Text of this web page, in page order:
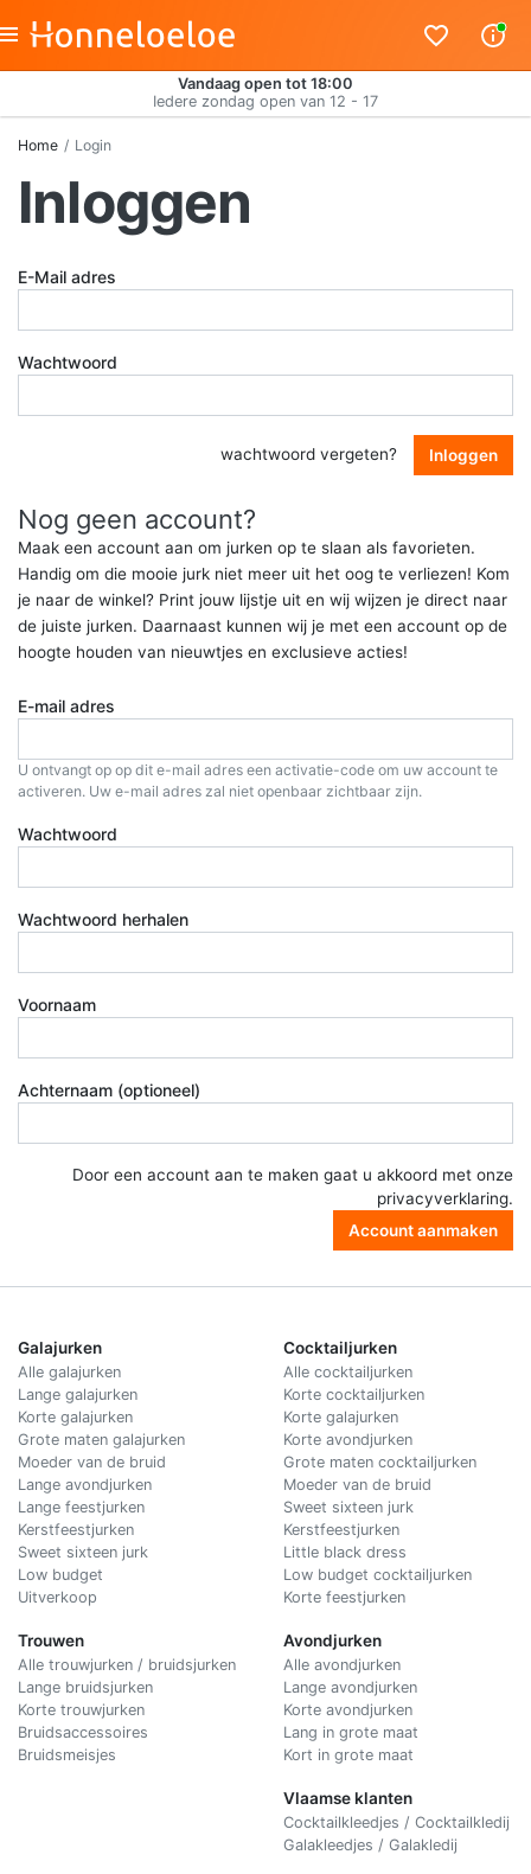
Vandaag open tot 18:00
Iedere zondag open van 12 - 17
Home Login
Inloggen
E-Mail adres
Wachtwoord
wachtwoord vergeten? Inloggen
Nog geen account?
Maak een account aan om jurken op te slaan als favorieten.
Handig om die mooie jurk niet meer uit het oog te verliezen! Kom
je naar de winkel? Print jouw lijstje uit en wij wijzen je direct naar
de juiste jurken. Daarnaast kunnen wij je met een account op de
hoogte houden van nieuwtjes en exclusieve acties!
E-mail adres
U ontvangt op op dit e-mail adres een activatie-code om uw account te
activeren. Uw e-mail adres zal niet openbaar zichtbaar zijn.
Wachtwoord
Wachtwoord herhalen
Voornaam
Achternaam (optioneel)
Door een account aan te maken gaat u akkoord met onze
privacyverklaring.
Account aanmaken
Galajurken
Alle galajurken
Lange galajurken
Korte galajurken
Grote maten galajurken
Moeder van de bruid
Lange avondjurken
Lange feestjurken
Kerstfeestjurken
Sweet sixteen jurk
Low budget
Uitverkoop
Trouwen
Alle trouwjurken / bruidsjurken
Lange bruidsjurken
Korte trouwjurken
Bruidsaccessoires
Bruidsmeisjes
Cocktailjurken
Alle cocktailjurken
Korte cocktailjurken
Korte galajurken
Korte avondjurken
Grote maten cocktailjurken
Moeder van de bruid
Sweet sixteen jurk
Kerstfeestjurken
Little black dress
Low budget cocktailjurken
Korte feestjurken
Avondjurken
Alle avondjurken
Lange avondjurken
Korte avondjurken
Lang in grote maat
Kort in grote maat
Vlaamse klanten
Cocktailkleedjes / Cocktailkledij
Galakleedjes / Galakledij